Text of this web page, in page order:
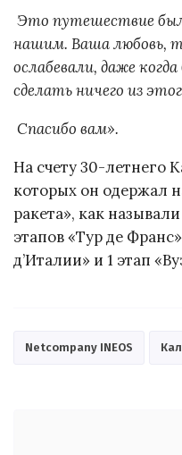
Это путешествие
нашим. Ваша любовь,
ослабевали, даже
сделать ничего из
Спасибо вам».
На счету 30-летнего
которых он одержал
ракета», как
этапов «Тур де
д’Италии» и 1 этап
Netcompany INEOS